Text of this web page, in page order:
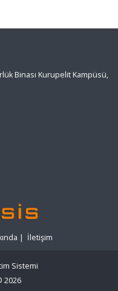
Binası Kurupelit Kampüsü,
| İletişim
Sistemi
2026